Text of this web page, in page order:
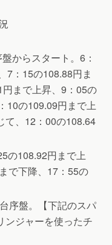
からスタート。6：
7：15の108.88円ま
まで上昇、9：05の
10の109.09円まで上
て、12：00の108.64
の108.92円まで上
で下降、17：55の
序盤。【下記のスパ
ンジャーを使ったチ